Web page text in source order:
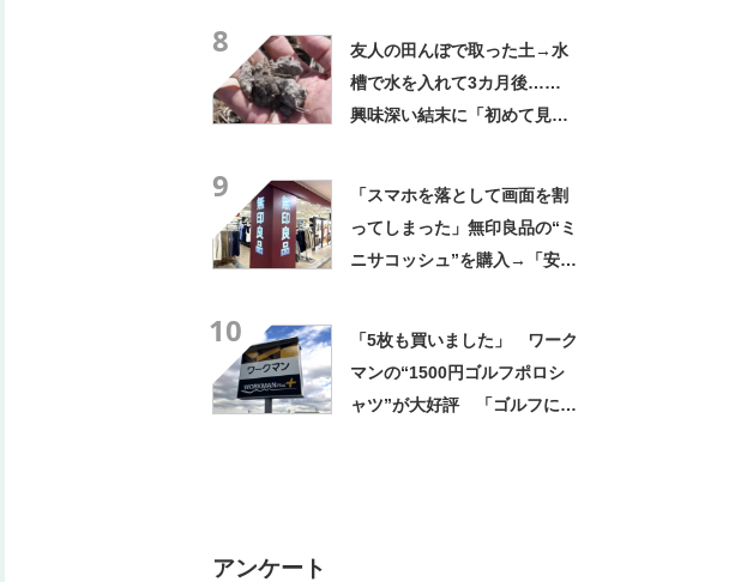
8
友人の田んぼで取った土→水
槽で水を入れて3カ月後……
興味深い結末に「初めて見
9
「スマホを落として画面を割
ってしまった」無印良品の“ミ
ニサコッシュ”を購入→「安心
10
「5枚も買いました」 ワーク
マンの“1500円ゴルフポロシ
ャツ”が大好評 「ゴルフにも
アンケート